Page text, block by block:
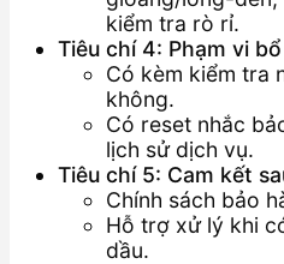
kiểm tra rò rỉ.
Tiêu chí 4: Phạm vi
Có kèm kiểm tra
không.
Có reset nhắc
lịch sử dịch vụ.
Tiêu chí 5: Cam kết
Chính sách bảo
Hỗ trợ xử lý khi
dầu.